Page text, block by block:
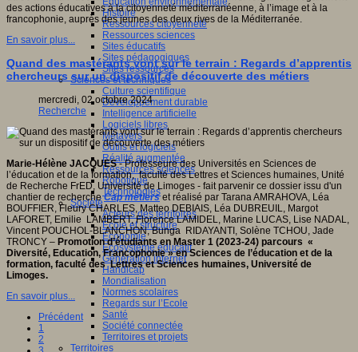
Histoire
Ressources citoyenneté
Ressources sciences
Sites éducatifs
Sites pédagogiques
Sites ressources
Sciences et techniques
Culture scientifique
Développement durable
Intelligence artificielle
Logiciels libres
Métavers
Outils et logiciels
Réalité augmentée
Ressources sciences
Robotique
Technologies
Société
Acteurs des territoires
Ecole et structure
Economie
Ecosystème éducatif
Génération internet
Handicap
Mondialisation
Normes scolaires
Regards sur l’Ecole
Santé
Société connectée
Territoires et projets
Territoires
des actions éducatives à la citoyenneté méditerranéenne, à l’image et à la
francophonie, auprès des jeunes des deux rives de la Méditerranée.
En savoir plus...
Quand des mastérants vont sur le terrain : Regards d’apprentis
chercheurs sur un dispositif de découverte des métiers
mercredi, 02 octobre 2024
Recherche
Marie-Hélène JACQUES- Professeure des Universités en Sciences de
l’éducation et de la formation, faculté des Lettres et Sciences humaines, Unité
de Recherche FrED, Université de Limoges - fait parvenir ce dossier issu d'un
chantier de rechercheCap métierset réalisé par Tarana AMRAHOVA, Léa
BOUFFIER, Fleury CHARLES, Matteo DEBIAIS, Léa DUBREUIL, Margot
LAFORET, Emilie LAMBERT, Florence LAMIDEL, Marine LUCAS, Lise NADAL,
Vincent POUCHOL-BLANCHON, Bunga RIDAYANTI, Solène TCHOU, Jade
TRONCY – Promotion d’étudiants en Master 1 (2023-24) parcours «
Diversité, Education, Francophonie » en Sciences de l’éducation et de la
formation, faculté des Lettres et Sciences humaines, Université de
Limoges.
En savoir plus...
Précédent
1
2